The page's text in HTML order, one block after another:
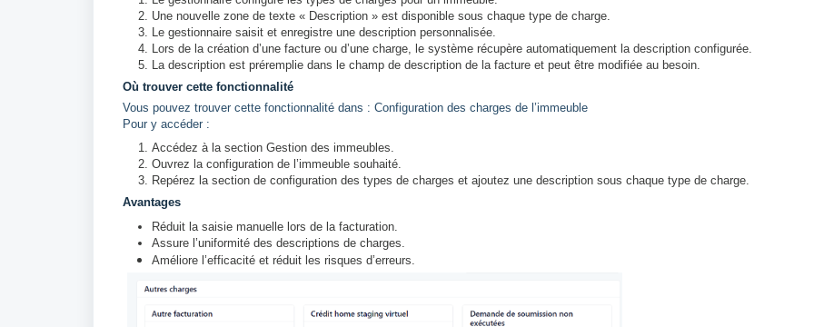
Une nouvelle zone de texte « Description » est disponible sous chaque type de charge.
Le gestionnaire saisit et enregistre une description personnalisée.
Lors de la création d’une facture ou d’une charge, le système récupère automatiquement la description configurée.
La description est préremplie dans le champ de description de la facture et peut être modifiée au besoin.
Où trouver cette fonctionnalité
Vous pouvez trouver cette fonctionnalité dans : Configuration des charges de l’immeuble
Pour y accéder :
Accédez à la section Gestion des immeubles.
Ouvrez la configuration de l’immeuble souhaité.
Repérez la section de configuration des types de charges et ajoutez une description sous chaque type de charge.
Avantages
Réduit la saisie manuelle lors de la facturation.
Assure l’uniformité des descriptions de charges.
Améliore l’efficacité et réduit les risques d’erreurs.